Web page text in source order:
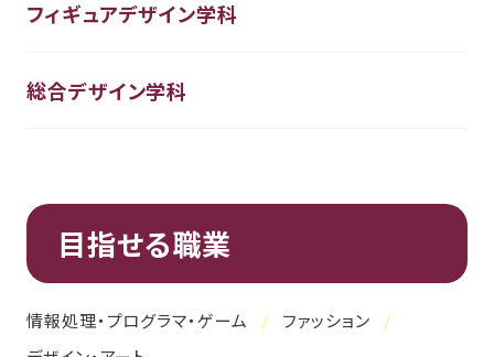
フィギュアデザイン学科
総合デザイン学科
目指せる職業
情報処理・プログラマ・ゲーム
ファッション